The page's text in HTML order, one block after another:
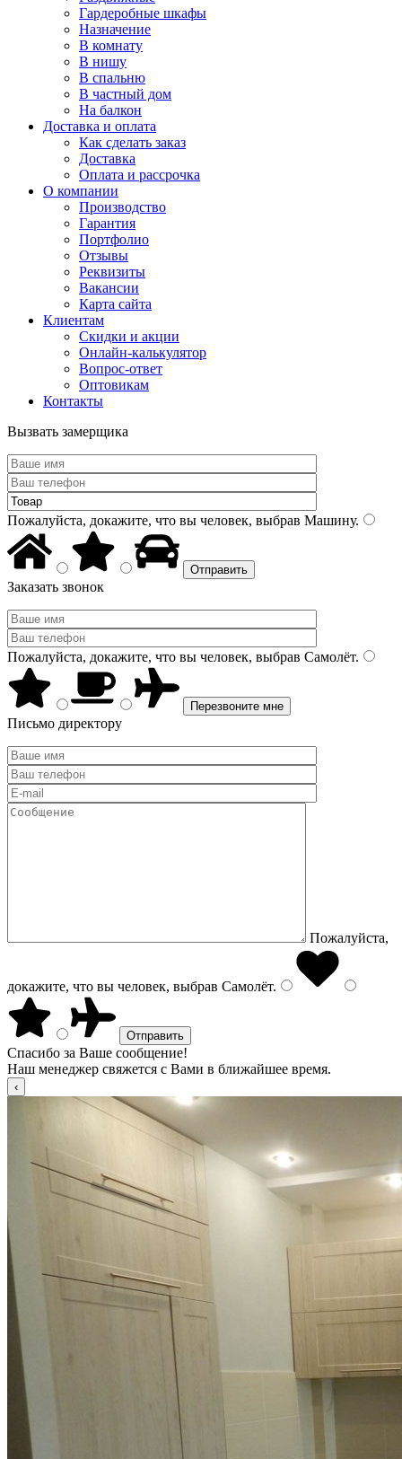
Гардеробные шкафы
Назначение
В комнату
В нишу
В спальню
В частный дом
На балкон
Доставка и оплата
Как сделать заказ
Доставка
Оплата и рассрочка
О компании
Производство
Гарантия
Портфолио
Отзывы
Реквизиты
Вакансии
Карта сайта
Клиентам
Скидки и акции
Онлайн-калькулятор
Вопрос-ответ
Оптовикам
Контакты
Вызвать замерщика
Пожалуйста, докажите, что вы человек, выбрав Машину.
Заказать звонок
Пожалуйста, докажите, что вы человек, выбрав Самолёт.
Письмо директору
Пожалуйста,
докажите, что вы человек, выбрав Самолёт.
Спасибо за Ваше сообщение!
Наш менеджер свяжется с Вами в ближайшее время.